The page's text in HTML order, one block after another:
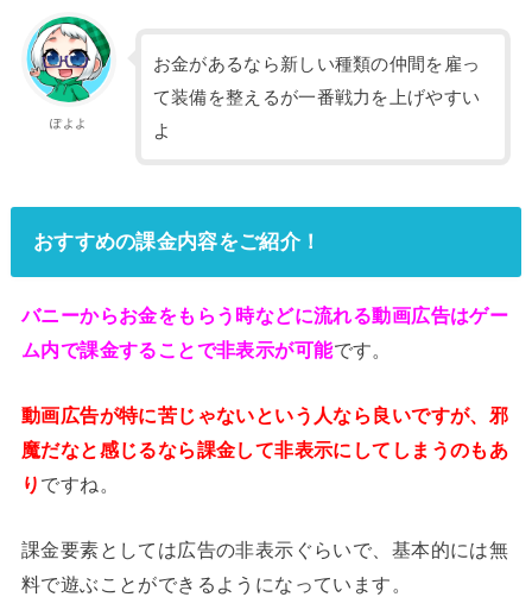
ぽよよ
お金があるなら新しい種類の仲間を雇っ
て装備を整えるが一番戦力を上げやすい
よ
おすすめの課金内容をご紹介！
バニーからお金をもらう時などに流れる動画広告はゲー
ム内で課金することで非表示が可能です。
動画広告が特に苦じゃないという人なら良いですが、邪
魔だなと感じるなら課金して非表示にしてしまうのもあ
り ですね。
課金要素としては広告の非表示ぐらいで、基本的には無
料で遊ぶことができるようになっています。